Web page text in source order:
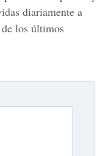
diariamente a
los últimos